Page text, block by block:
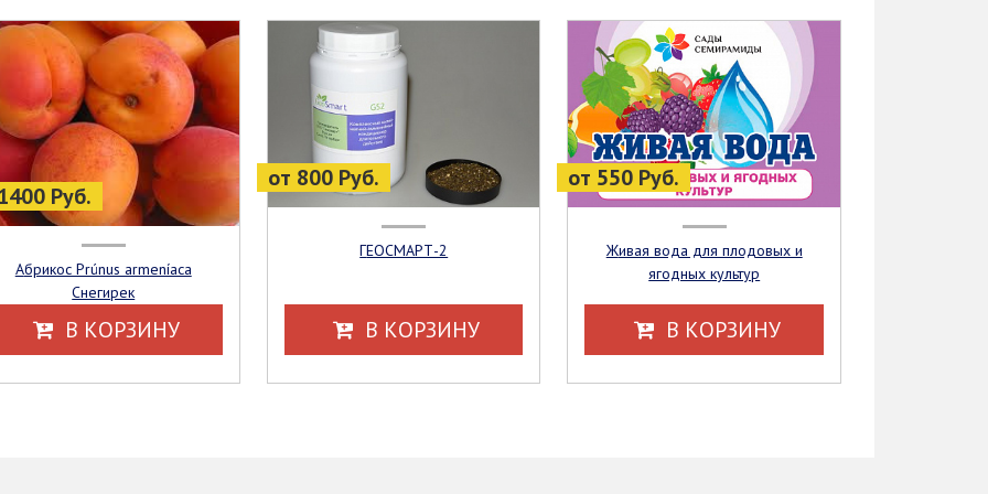
Руб.
Абрикос Prúnus armeníaca
Снегирек
В КОРЗИНУ
от 800 Руб.
ГЕОСМАРТ-2
В КОРЗИНУ
от 550 Руб.
Живая вода для плодовых и
ягодных культур
В КОРЗИНУ